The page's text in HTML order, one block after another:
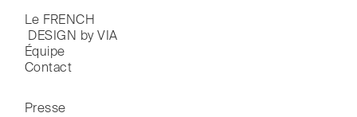
Le FRENCH
DESIGN by VIA
Équipe
Contact
Presse